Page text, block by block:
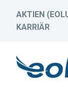
AKTIEN
KARRIÄR